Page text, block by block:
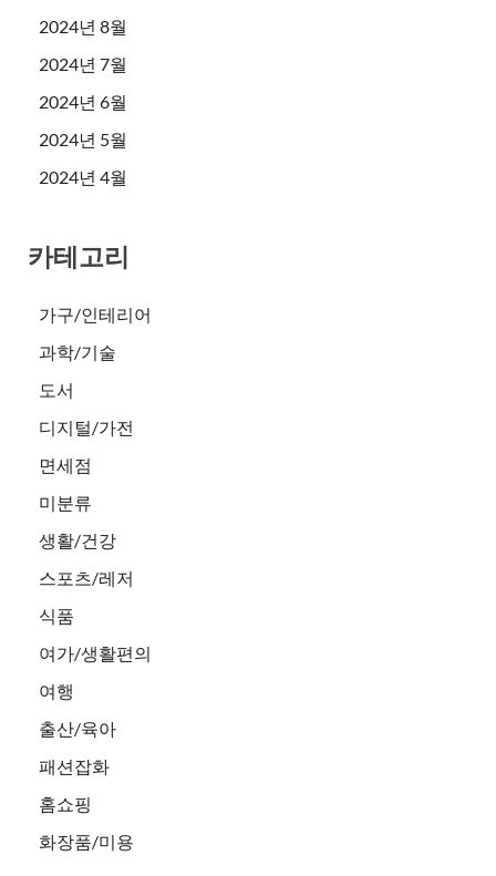
2024년 8월
2024년 7월
2024년 6월
2024년 5월
2024년 4월
카테고리
가구/인테리어
과학/기술
도서
디지털/가전
면세점
미분류
생활/건강
스포츠/레저
식품
여가/생활편의
여행
출산/육아
패션잡화
홈쇼핑
화장품/미용